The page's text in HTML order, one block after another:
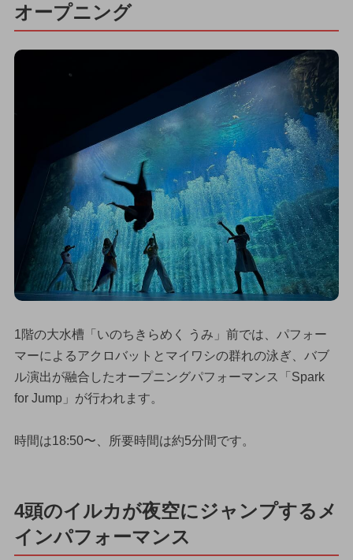
オープニング
1階の大水槽「いのちきらめく うみ」前では、パフォー
マーによるアクロバットとマイワシの群れの泳ぎ、バブ
ル演出が融合したオープニングパフォーマンス「Spark
for Jump」が行われます。
時間は18:50〜、所要時間は約5分間です。
4頭のイルカが夜空にジャンプするメ
インパフォーマンス